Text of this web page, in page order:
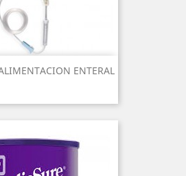
ENTERAL